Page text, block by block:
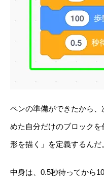
ペンの準備ができたから
めた自分だけのブロックを
形を描く」を定義するんだ
中身は、0.5秒待ってから